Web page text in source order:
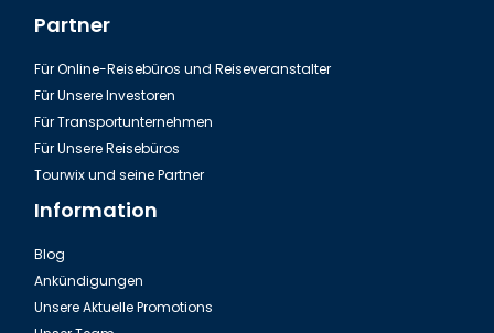
Partner
Für Online-Reisebüros und Reiseveranstalter
Für Unsere Investoren
Für Transportunternehmen
Für Unsere Reisebüros
Tourwix und seine Partner
Information
Blog
Ankündigungen
Unsere Aktuelle Promotions